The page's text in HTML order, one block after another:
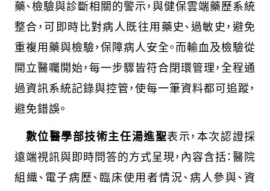
藥、檢驗與診斷相關的警示，與健保雲端藥歷系統
整合，可即時比對病人既往用藥史、過敏史，避免
重複用藥與檢驗，保障病人安全。而輸血及檢驗從
開立醫囑開始，每一步驟皆符合閉環管理，全程通
過資訊系統記錄與控管，使每一筆資料都可追蹤，
避免錯誤。
數位醫學部技術主任湯進聖表示，本次認證採
遠端視訊與即時問答的方式呈現，內容含括：醫院
組織、電子病歷、臨床使用者情況、病人參與、資